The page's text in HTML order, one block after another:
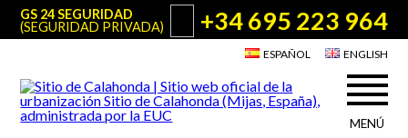
GS 24 SEGURIDAD
(SEGURIDAD PRIVADA)
+34 695 223 964
ESPAÑOL ENGLISH
MENÚ